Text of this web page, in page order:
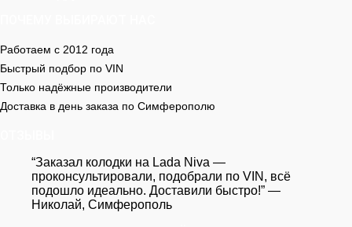
Работаем с 2012 года
Быстрый подбор по VIN
Только надёжные производители
Доставка в день заказа по Симферополю
“Заказал колодки на Lada Niva —
проконсультировали, подобрали по VIN, всё
подошло идеально. Доставили быстро!” —
Николай, Симферополь